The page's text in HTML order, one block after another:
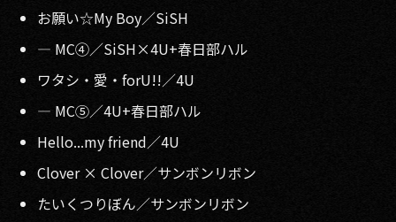
お願い☆My Boy／SiSH
— MC④／SiSH×4U+春日部ハル
ワタシ・愛・forU!!／4U
— MC⑤／4U+春日部ハル
Hello...my friend／4U
Clover × Clover／サンボンリボン
たいくつりぼん／サンボンリボン